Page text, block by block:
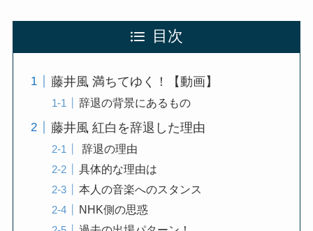
目次
藤井風 満ちてゆく！【動画】
辞退の背景にあるもの
藤井風 紅白を辞退した理由
辞退の理由
具体的な理由は
本人の音楽へのスタンス
NHK側の思惑